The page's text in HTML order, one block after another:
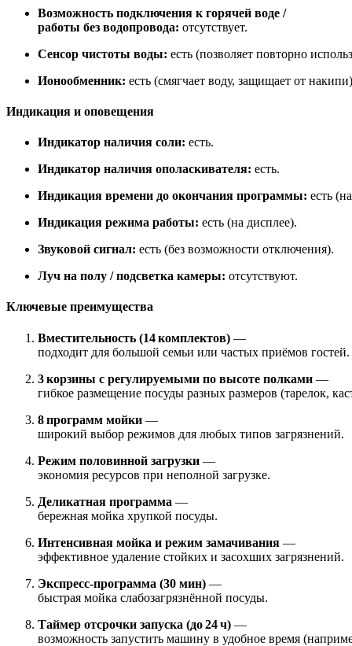
Возможность подключения к горячей воде /
работы без водопровода: отсутствует.
Сенсор чистоты воды: есть (позволяет повторно
Ионообменник: есть (смягчает воду, защищает от
Индикация и оповещения
Индикатор наличия соли: есть.
Индикатор наличия ополаскивателя: есть.
Индикация времени до окончания программы: есть
Индикация режима работы: есть (на дисплее).
Звуковой сигнал: есть (без возможности отключения).
Луч на полу / подсветка камеры: отсутствуют.
Ключевые преимущества
Вместительность (14 комплектов) —
подходит для большой семьи или частых приёмов гостей.
3 корзины с регулируемыми по высоте полками —
гибкое размещение посуды разных размеров (тарелок,
8 программ мойки —
широкий выбор режимов для любых типов загрязнений.
Режим половинной загрузки —
экономия ресурсов при неполной загрузке.
Деликатная программа —
бережная мойка хрупкой посуды.
Интенсивная мойка и режим замачивания —
эффективное удаление стойких и засохших загрязнений.
Экспресс‑программа (30 мин) —
быстрая мойка слабозагрязнённой посуды.
Таймер отсрочки запуска (до 24 ч) —
возможность запустить машину в удобное время